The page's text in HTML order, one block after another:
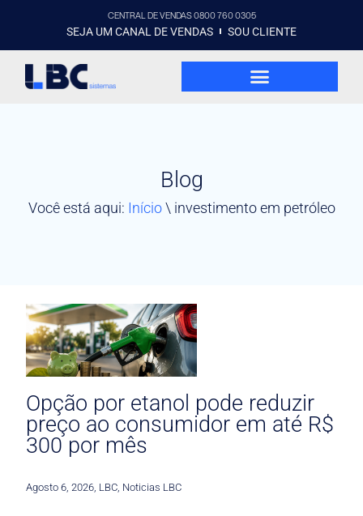
CENTRAL DE VENDAS 0800 760 0305
SEJA UM CANAL DE VENDAS SOU CLIENTE
Blog
Você está aqui: Início\ investimento em petróleo
Opção por etanol pode reduzir
preço ao consumidor em até R$
300 por mês
Agosto 6, 2026 LBC Noticias LBC